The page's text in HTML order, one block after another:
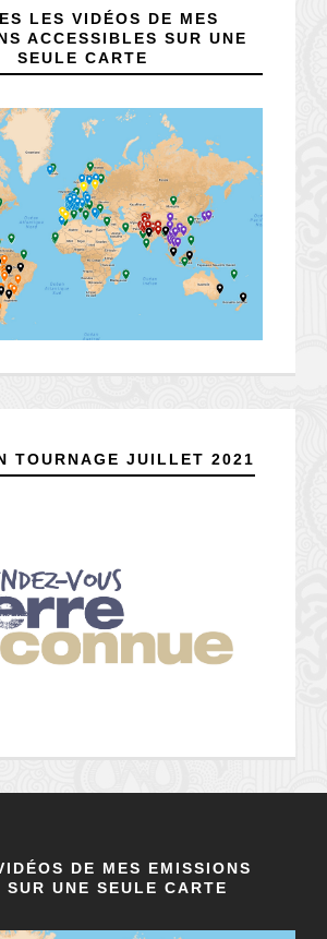
LES VIDÉOS DE MES
ACCESSIBLES SUR UNE
SEULE CARTE
TOURNAGE JUILLET 2021
DE MES EMISSIONS
UNE SEULE CARTE